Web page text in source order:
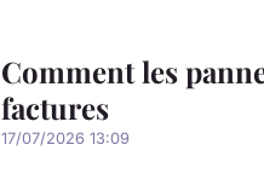
Comment les
factures
17/07/2026 13:09